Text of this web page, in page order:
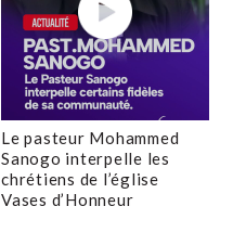
Le pasteur Mohammed
Sanogo interpelle les
chrétiens de l’église
Vases d’Honneur